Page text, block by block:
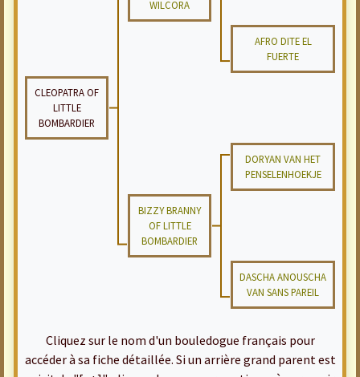
WILCORA
AFRO DITE EL
FUERTE
CLEOPATRA OF
LITTLE
BOMBARDIER
DORYAN VAN HET
PENSELENHOEKJE
BIZZY BRANNY
OF LITTLE
BOMBARDIER
DASCHA ANOUSCHA
VAN SANS PAREIL
Cliquez sur le nom d'un bouledogue français pour
accéder à sa fiche détaillée. Si un arrière grand parent est